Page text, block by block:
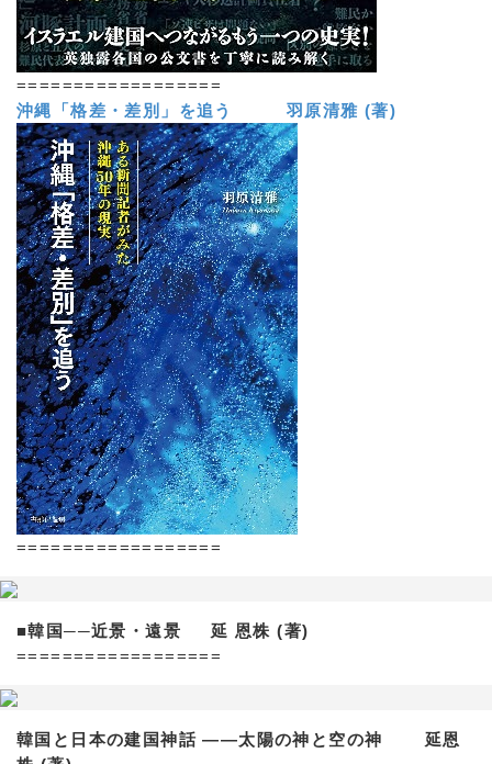
==================
沖縄「格差・差別」を追う 羽原清雅 (著)
==================
■韓国──近景・遠景 延 恩株 (著)
==================
韓国と日本の建国神話 ——太陽の神と空の神 延恩